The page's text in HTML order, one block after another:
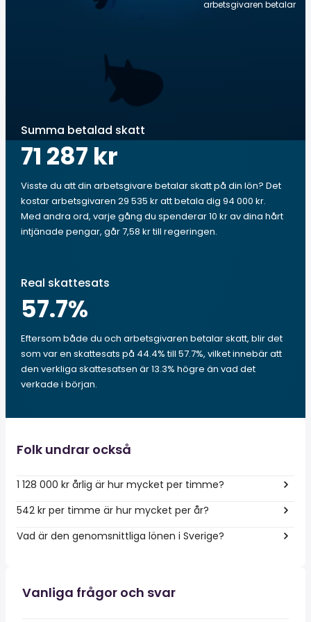
arbetsgivaren betalar
Summa betalad skatt
71 287 kr
Visste du att din arbetsgivare betalar skatt på din lön? Det
kostar arbetsgivaren 29 535 kr att betala dig 94 000 kr.
Med andra ord, varje gång du spenderar 10 kr av dina hårt
intjänade pengar, går 7,58 kr till regeringen.
Real skattesats
57.7%
Eftersom både du och arbetsgivaren betalar skatt, blir det
som var en skattesats på 44.4% till 57.7%, vilket innebär att
den verkliga skattesatsen är 13.3% högre än vad det
verkade i början.
Folk undrar också
1 128 000 kr årlig är hur mycket per timme?
542 kr per timme är hur mycket per år?
Vad är den genomsnittliga lönen i Sverige?
Vanliga frågor och svar